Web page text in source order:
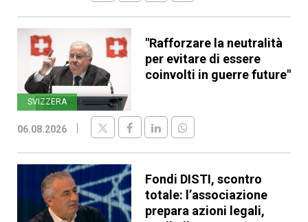
SVIZZERA
"Rafforzare la neutralità
per evitare di essere
coinvolti in guerre future"
06.08.2026
Fondi DISTI, scontro
totale: l’associazione
prepara azioni legali,